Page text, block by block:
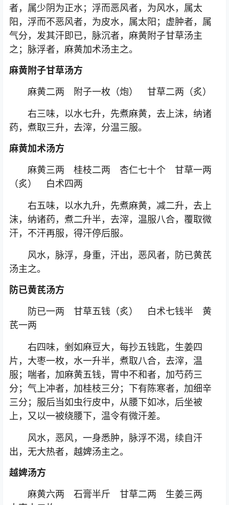
者，属少阴为正水；浮而恶风者，为风水，属太
阳，浮而不恶风者，为皮水，属太阳；虚肿者，属
气分，发其汗即已，脉沉者，麻黄附子甘草汤主
之；脉浮者，麻黄加术汤主之。
麻黄附子甘草汤方
麻黄二两 附子一枚（炮） 甘草二两（炙）
右三味，以水七升，先煮麻黄，去上沫，纳诸
药，煮取三升，去滓，分温三服。
麻黄加术汤方
麻黄三两 桂枝二两 杏仁七十个 甘草一两
（炙） 白术四两
右五味，以水九升，先煮麻黄，减二升，去上
沫，纳诸药，煮二升半，去滓，温服八合，覆取微
汗，不汗再服，得汗停后服。
风水，脉浮，身重，汗出，恶风者，防已黄芪
汤主之。
防已黄芪汤方
防已一两 甘草五钱（炙） 白术七钱半 黄
芪一两
右四味，剉如麻豆大，每抄五钱匙，生姜四
片，大枣一枚，水一升半，煮取八合，去滓，温
服；喘者，加麻黄五钱，胃中不和者，加芍药三
分；气上冲者，加桂枝三分；下有陈寒者，加细辛
三分；服后当如虫行皮中，从腰下如冰，后坐被
上，又以一被绕腰下，温令有微汗差。
风水，恶风，一身悉肿，脉浮不渴，续自汗
出，无大热者，越婢汤主之。
越婢汤方
麻黄六两 石膏半斤 甘草二两 生姜三两